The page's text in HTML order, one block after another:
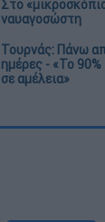
Στο
ναυαγοσώστη
Τουρνάς: Πάνω
ημέρες - «Το
σε αμέλεια»